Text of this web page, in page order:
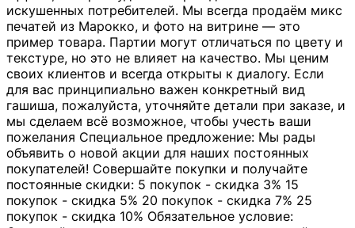
искушенных потребителей. Мы всегда продаём микс
печатей из Марокко, и фото на витрине — это
пример товара. Партии могут отличаться по цвету и
текстуре, но это не влияет на качество. Мы ценим
своих клиентов и всегда открыты к диалогу. Если
для вас принципиально важен конкретный вид
гашиша, пожалуйста, уточняйте детали при заказе, и
мы сделаем всё возможное, чтобы учесть ваши
пожелания Специальное предложение: Мы рады
объявить о новой акции для наших постоянных
покупателей! Совершайте покупки и получайте
постоянные скидки: 5 покупок - скидка 3% 15
покупок - скидка 5% 20 покупок - скидка 7% 25
покупок - скидка 10% Обязательное условие: